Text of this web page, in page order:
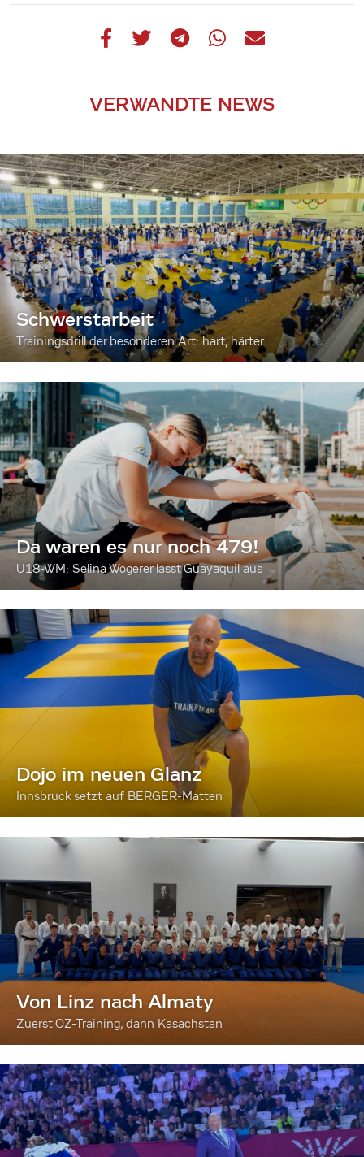
VERWANDTE NEWS
Schwerstarbeit
Trainingsdrill der besonderen Art: hart, härter...
Da waren es nur noch 479!
U18-WM: Selina Wögerer lässt Guayaquil aus
Dojo im neuen Glanz
Innsbruck setzt auf BERGER-Matten
Von Linz nach Almaty
Zuerst OZ-Training, dann Kasachstan